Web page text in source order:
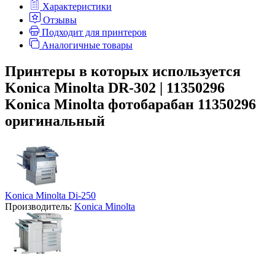
Характеристики
Отзывы
Подходит для принтеров
Аналогичные товары
Принтеры в которых используется
Konica Minolta DR-302 | 11350296
Konica Minolta фотобарабан 11350296
оригинальный
Konica Minolta Di-250
Производитель: Konica Minolta